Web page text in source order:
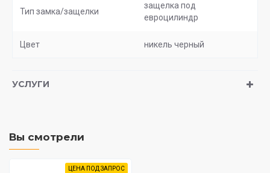
Тип замка/защелки
защелка под
евроцилиндр
Цвет никель черный
УСЛУГИ
Вы смотрели
ЦЕНА ПОД ЗАПРОС